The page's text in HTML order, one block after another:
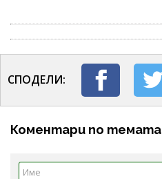
СПОДЕЛИ:
Коментари по темата